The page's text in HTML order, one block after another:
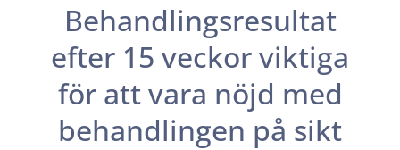
Behandlingsresultat
efter 15 veckor viktiga
för att vara nöjd med
behandlingen på sikt